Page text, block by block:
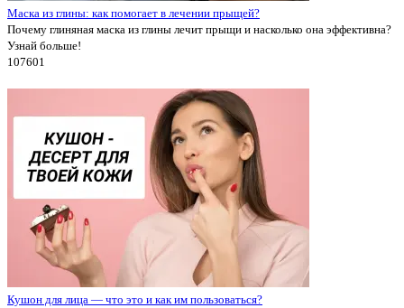
Маска из глины: как помогает в лечении прыщей?
Почему глиняная маска из глины лечит прыщи и насколько она эффективна?
Узнай больше!
107601
Кушон для лица — что это и как им пользоваться?